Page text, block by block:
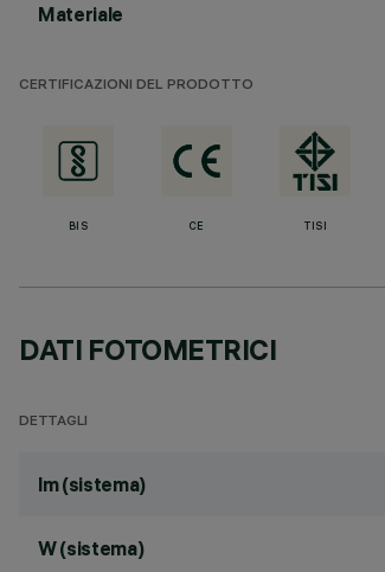
Materiale
CERTIFICAZIONI DEL PRODOTTO
BIS CE TISI
DATI FOTOMETRICI
DETTAGLI
lm (sistema)
W (sistema)